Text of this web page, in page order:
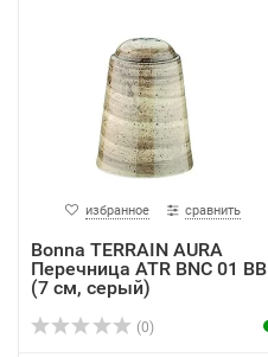
избранное сравнить
Bonna TERRAIN AURA
Перечница ATR BNC 01 BB
(7 см, серый)
(0)